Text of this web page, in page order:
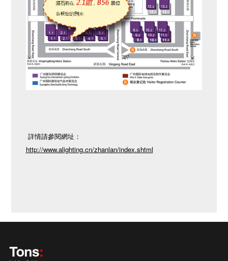
詳情請參閱網址：
http://www.alighting.cn/zhanlan/index.shtml